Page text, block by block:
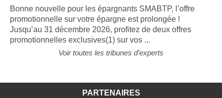
Bonne nouvelle pour les épargnants SMABTP, l’offre
promotionnelle sur votre épargne est prolongée !
Jusqu’au 31 décembre 2026, profitez de deux offres
promotionnelles exclusives(1) sur vos ...
Voir toutes les tribunes d'experts
PARTENAIRES